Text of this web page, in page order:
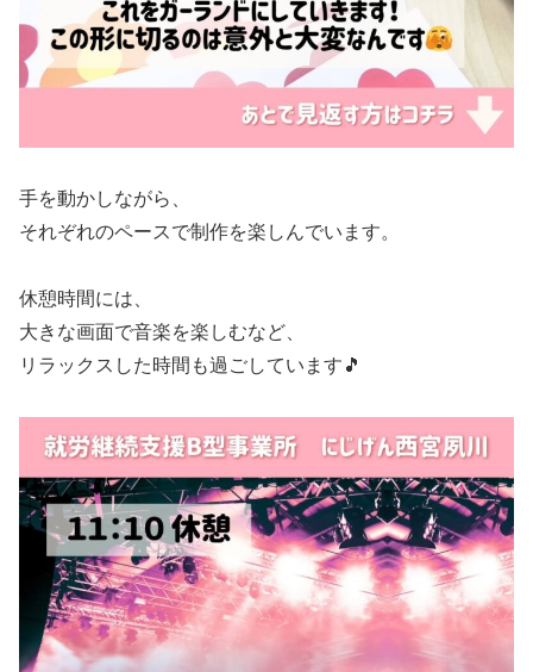
手を動かしながら、
それぞれのペースで制作を楽しんでいます。
休憩時間には、
大きな画面で音楽を楽しむなど、
リラックスした時間も過ごしています🎵